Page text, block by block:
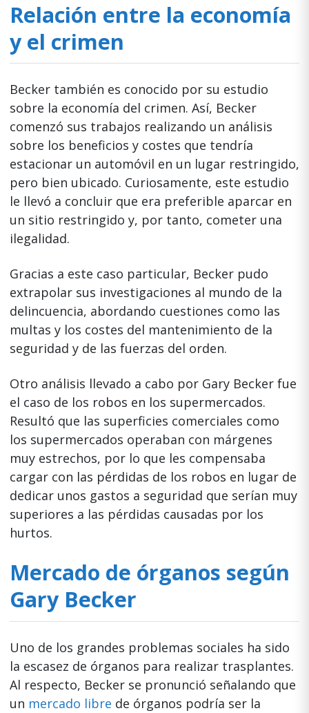
Relación entre la economía
y el crimen
Becker también es conocido por su estudio
sobre la economía del crimen. Así, Becker
comenzó sus trabajos realizando un análisis
sobre los beneficios y costes que tendría
estacionar un automóvil en un lugar restringido,
pero bien ubicado. Curiosamente, este estudio
le llevó a concluir que era preferible aparcar en
un sitio restringido y, por tanto, cometer una
ilegalidad.
Gracias a este caso particular, Becker pudo
extrapolar sus investigaciones al mundo de la
delincuencia, abordando cuestiones como las
multas y los costes del mantenimiento de la
seguridad y de las fuerzas del orden.
Otro análisis llevado a cabo por Gary Becker fue
el caso de los robos en los supermercados.
Resultó que las superficies comerciales como
los supermercados operaban con márgenes
muy estrechos, por lo que les compensaba
cargar con las pérdidas de los robos en lugar de
dedicar unos gastos a seguridad que serían muy
superiores a las pérdidas causadas por los
hurtos.
Mercado de órganos según
Gary Becker
Uno de los grandes problemas sociales ha sido
la escasez de órganos para realizar trasplantes.
Al respecto, Becker se pronunció señalando que
un mercado libre de órganos podría ser la